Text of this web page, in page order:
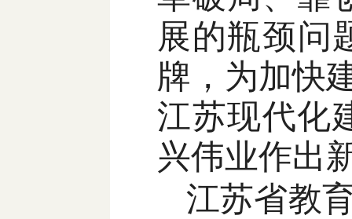
展的瓶颈问
牌，为加快
江苏现代化
兴伟业作出
江苏省教